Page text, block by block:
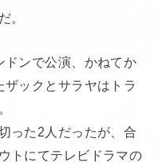
。
ドンで公演、かねてか
ックとサラヤはトラ
った2人だったが、合
トにてテレビドラマの